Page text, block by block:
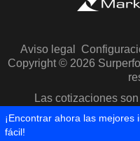
Aviso legal
Copyright © 2026
Las cotizaciones
¡Encontrar ahora las
fácil!